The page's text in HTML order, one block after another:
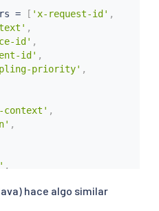
= [ 'x-request-id' ,
,
id' ,
id' ,
priority' ,
context' ,
,
,
hace algo similar